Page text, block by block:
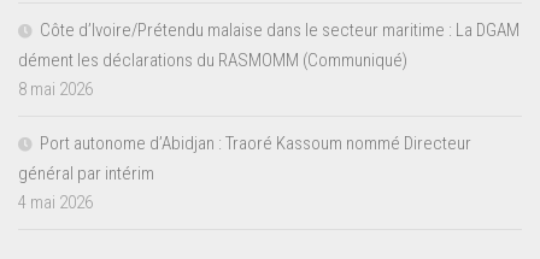
Côte d’Ivoire/Prétendu malaise dans le secteur maritime : La DGAM
dément les déclarations du RASMOMM (Communiqué)
8 mai 2026
Port autonome d’Abidjan : Traoré Kassoum nommé Directeur
général par intérim
4 mai 2026